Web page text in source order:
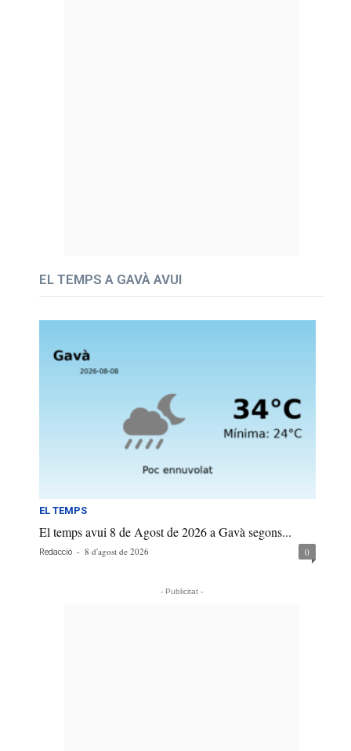
EL TEMPS A GAVÀ AVUI
EL TEMPS
El temps avui 8 de Agost de 2026 a Gavà segons...
Redacció - 8 d'agost de 2026 0
- Publicitat -